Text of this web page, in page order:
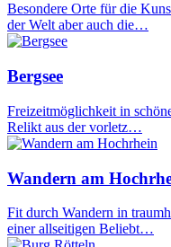
Besondere Orte für die
der Welt aber auch die…
Bergsee
Freizeitmöglichkeit in
Relikt aus der vorletz…
Wandern am
Fit durch Wandern in
einer allseitigen Beliebt…